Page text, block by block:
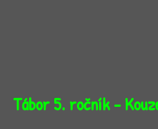
Tábor 5. ročník -